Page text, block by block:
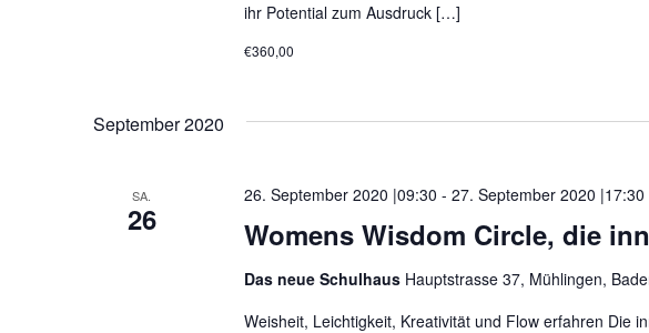
ihr Potential zum Ausdruck […]
€360,00
September 2020
SA.
26 Womens Wisdom Circle, die
26. September 2020 |09:30 - 27. September 2020 |17:30
Das neue Schulhaus Hauptstrasse 37, Mühlingen,
Weisheit, Leichtigkeit, Kreativität und Flow erfahren Die